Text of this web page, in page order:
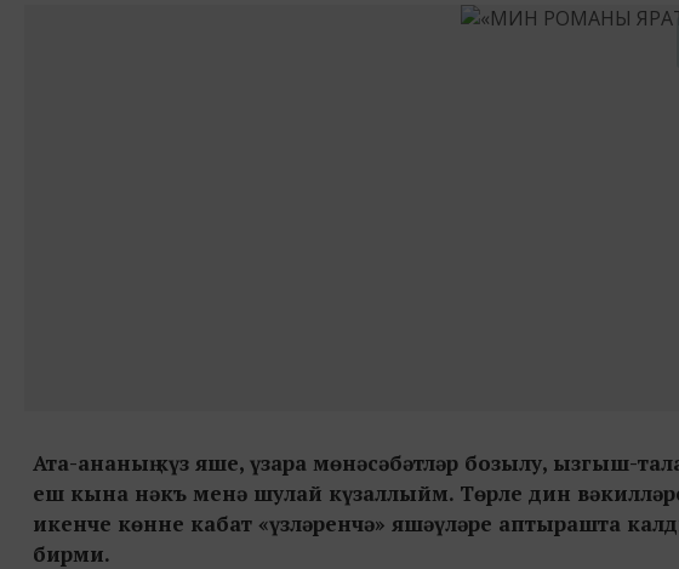
Ата-ананың күз яше, үзара мөнәсәбәтләр бозылу, ызгыш-
еш кына нәкъ менә шулай күзаллыйм. Төрле дин
икенче көнне кабат «үзләренчә» яшәүләре аптырашта
бирми.